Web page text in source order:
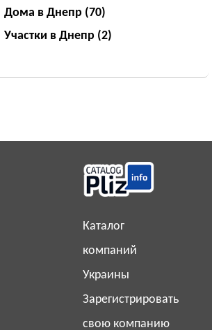
Дома в Днепр (70)
Участки в Днепр (2)
Каталог
компаний
Украины
Зарегистрировать
свою компанию